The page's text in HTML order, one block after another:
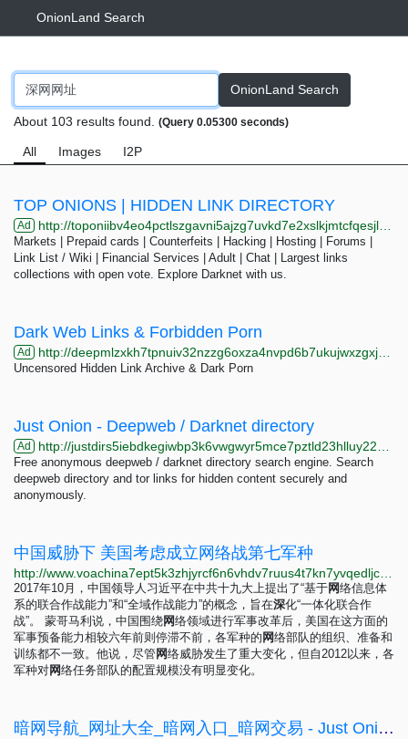
OnionLand Search
OnionLand Search
About 103 results found. (Query 0.05300 seconds)
All Images I2P
TOP ONIONS | HIDDEN LINK DIRECTORY
Ad http://toponiibv4eo4pctlszgavni5ajzg7uvkd7e2xslkjmtcfqesjlsqpid.onion/cat.php?cat=markets&page=7
Markets | Prepaid cards | Counterfeits | Hacking | Hosting | Forums |
Link List / Wiki | Financial Services | Adult | Chat | Largest links
collections with open vote. Explore Darknet with us.
Dark Web Links & Forbidden Porn
Ad http://deepmlzxkh7tpnuiv32nzzg6oxza4nvpd6b7ukujwxzgxj2f33johuqd.onion
Uncensored Hidden Link Archive & Dark Porn
Just Onion - Deepweb / Darknet directory
Ad http://justdirs5iebdkegiwbp3k6vwgwyr5mce7pztld23hlluy22ox4r3iad.onion
Free anonymous deepweb / darknet directory search engine. Search
deepweb directory and tor links for hidden content securely and
anonymously.
中国威胁下 美国考虑成立网络战第七军种
2017年10月，中国领导人习近平在中共十九大上提出了“基于网络信息体
系的联合作战能力”和“全域作战能力”的概念，旨在深化“一体化联合作
战”。 蒙哥马利说，中国围绕网络领域进行军事改革后，美国在这方面的
军事预备能力相较六年前则停滞不前，各军种的 网络部队的组织、准备和
训练都不一致。他说，尽管网络威胁发生了重大变化，但自2012以来，各
军种对网络任务部队的配置规模没有明显变化。
暗网导航_网址大全_暗网入口_暗网交易 - Just Onion